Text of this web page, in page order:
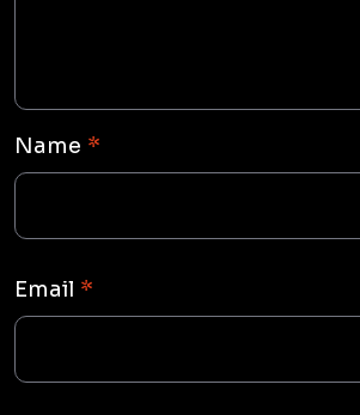
Name *
Email *